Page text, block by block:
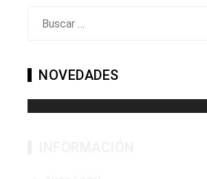
NOVEDADES